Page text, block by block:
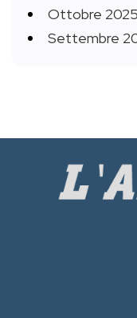
Ottobre 2025
Settembre